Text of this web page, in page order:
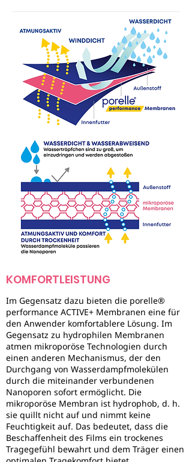
KOMFORTLEISTUNG
Im Gegensatz dazu bieten die porelle®
performance ACTIVE+ Membranen eine für
den Anwender komfortablere Lösung. Im
Gegensatz zu hydrophilen Membranen
atmen mikroporöse Technologien durch
einen anderen Mechanismus, der den
Durchgang von Wasserdampfmolekülen
durch die miteinander verbundenen
Nanoporen sofort ermöglicht. Die
mikroporöse Membran ist hydrophob, d. h.
sie quillt nicht auf und nimmt keine
Feuchtigkeit auf. Das bedeutet, dass die
Beschaffenheit des Films ein trockenes
Tragegefühl bewahrt und dem Träger einen